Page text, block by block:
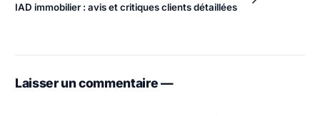
IAD immobilier : avis et critiques clients détaillées
Laisser un commentaire —